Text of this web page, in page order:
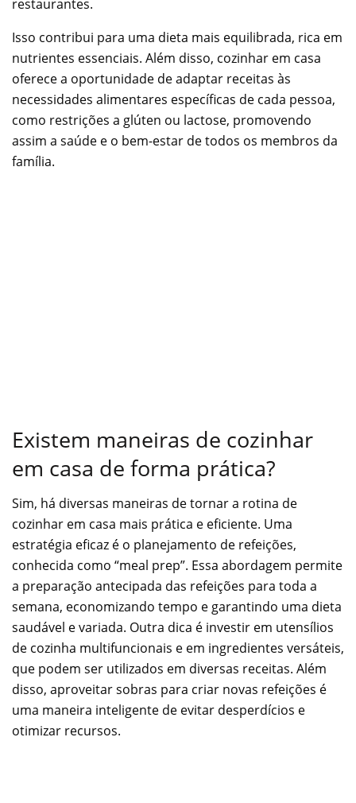
restaurantes.
Isso contribui para uma dieta mais equilibrada, rica em
nutrientes essenciais. Além disso, cozinhar em casa
oferece a oportunidade de adaptar receitas às
necessidades alimentares específicas de cada pessoa,
como restrições a glúten ou lactose, promovendo
assim a saúde e o bem-estar de todos os membros da
família.
Existem maneiras de cozinhar
em casa de forma prática?
Sim, há diversas maneiras de tornar a rotina de
cozinhar em casa mais prática e eficiente. Uma
estratégia eficaz é o planejamento de refeições,
conhecida como “meal prep”. Essa abordagem permite
a preparação antecipada das refeições para toda a
semana, economizando tempo e garantindo uma dieta
saudável e variada. Outra dica é investir em utensílios
de cozinha multifuncionais e em ingredientes versáteis,
que podem ser utilizados em diversas receitas. Além
disso, aproveitar sobras para criar novas refeições é
uma maneira inteligente de evitar desperdícios e
otimizar recursos.